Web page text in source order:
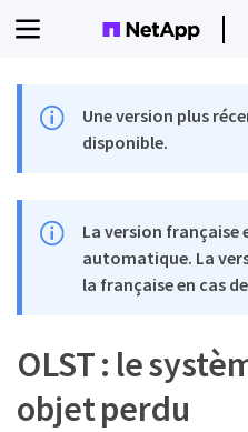
Une version plus
disponible.
La version
automatique. La
la française en cas
OLST : le
objet perdu